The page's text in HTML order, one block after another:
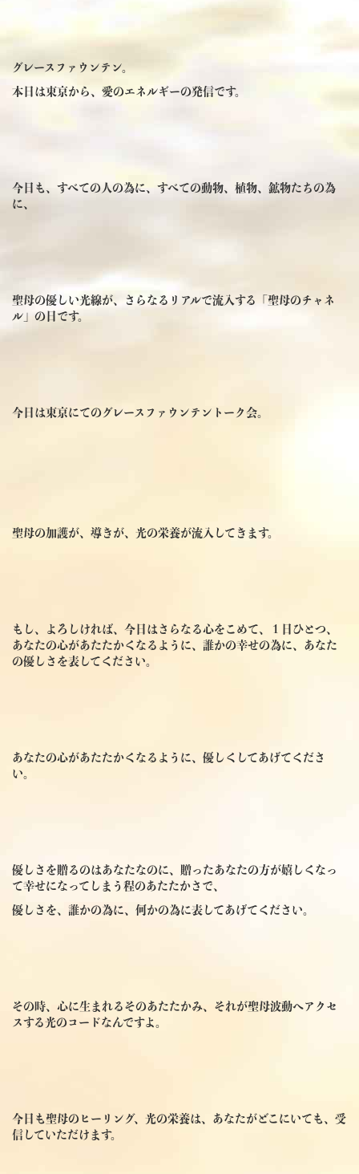
グレースファウンテン。
本日は東京から、愛のエネルギーの発信です。
今日も、すべての人の為に、すべての動物、植物、鉱物たちの為
に、
聖母の優しい光線が、さらなるリアルで流入する「聖母のチャネ
ル」の日です。
今日は東京にてのグレースファウンテントーク会。
聖母の加護が、導きが、光の栄養が流入してきます。
もし、よろしければ、今日はさらなる心をこめて、１日ひとつ、
あなたの心があたたかくなるように、誰かの幸せの為に、あなた
の優しさを表してください。
あなたの心があたたかくなるように、優しくしてあげてくださ
い。
優しさを贈るのはあなたなのに、贈ったあなたの方が嬉しくなっ
て幸せになってしまう程のあたたかさで、
優しさを、誰かの為に、何かの為に表してあげてください。
その時、心に生まれるそのあたたかみ、それが聖母波動へアクセ
スする光のコードなんですよ。
今日も聖母のヒーリング、光の栄養は、あなたがどこにいても、受
信していただけます。